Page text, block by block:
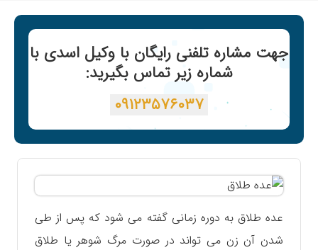
جهت مشاره تلفنی رایگان با وکیل اسدی با
شماره زیر تماس بگیرید:
۰۹۱۲۳۵۷۶۰۳۷
عده طلاق به دوره زمانی گفته می شود که پس از طی
شدن آن زن می تواند در صورت مرگ شوهر یا طلاق